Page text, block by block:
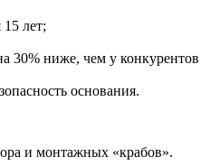
лет;
30% ниже, чем у конкурентов
основания.
и монтажных «крабов».